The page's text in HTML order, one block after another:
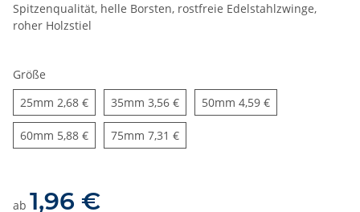
Spitzenqualität, helle Borsten, rostfreie Edelstahlzwinge,
roher Holzstiel
Größe
25mm 25mm
2,68 € 35mm 35mm
3,56 € 50mm 50mm
4,59 €
60mm 60mm
5,88 € 75mm 75mm
7,31 €
ab 1,96 €